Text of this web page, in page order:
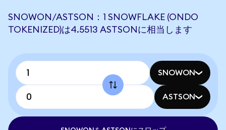
SNOWON/ASTSON：1 SNOWFLAKE (ONDO
TOKENIZED)は4.5513 ASTSONに相当します
SNOWON
ASTSON